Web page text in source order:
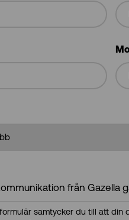
från Gazella
samtycker du till att din